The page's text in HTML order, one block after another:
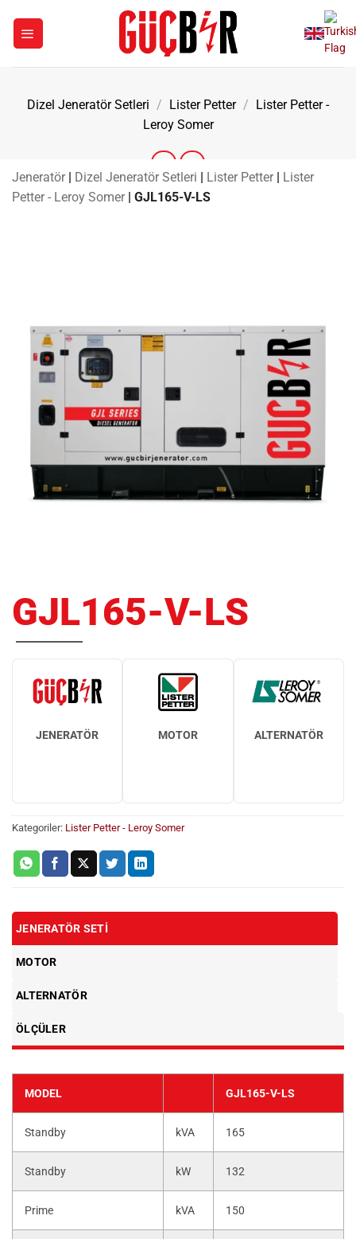
Dizel Jeneratör Setleri / Lister Petter / Lister Petter -
Leroy Somer
Jeneratör | Dizel Jeneratör Setleri | Lister Petter | Lister
Petter - Leroy Somer | GJL165-V-LS
GJL165-V-LS
JENERATÖR MOTOR ALTERNATÖR
Kategoriler: Lister Petter - Leroy Somer
JENERATÖR SETI
MOTOR
ALTERNATÖR
ÖLÇÜLER
MODEL GJL165-V-LS
Standby kVA 165
Standby kW 132
Prime kVA 150